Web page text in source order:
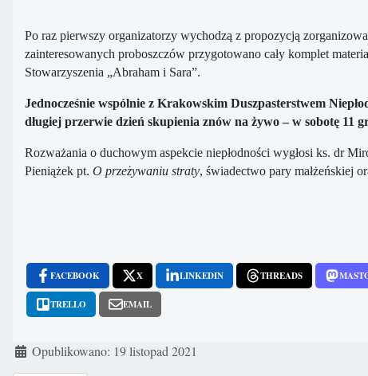
Po raz pierwszy organizatorzy wychodzą z propozycją
zainteresowanych proboszczów przygotowano cały komplet
Stowarzyszenia „Abraham i Sara”.
Jednocześnie wspólnie z Krakowskim Duszpasterstwem
długiej przerwie dzień skupienia znów na żywo – w sobotę
Rozważania o duchowym aspekcie niepłodności wygłosi ks. dr
Pieniążek pt. O przeżywaniu straty, świadectwo pary małżeńskiej
FACEBOOK X LINKEDIN THREADS
TRELLO EMAIL
Szczegóły
Opublikowano: 19 listopad 2021